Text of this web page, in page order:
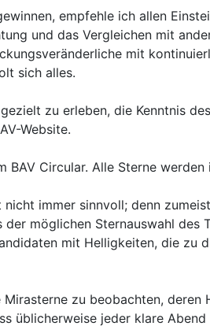
empfehle ich allen
und das Vergleichen mit
mit
sich alles.
zu erleben, die Kenntnis
Website.
Circular. Alle Sterne
immer sinnvoll; denn
möglichen Sternauswahl des
mit Helligkeiten, die
zu beobachten,
üblicherweise jeder klare